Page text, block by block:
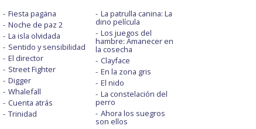
Fiesta pagäna
Noche de paz 2
La isla olvidada
Sentido y sensibilidad
El director
Street Fighter
Digger
Whalefall
Cuenta atrás
Trinidad
La patrulla canina: La
dino película
Los juegos del
hambre: Amanecer en
la cosecha
Clayface
En la zona gris
El nido
La constelación del
perro
Ahora los suegros
son ellos